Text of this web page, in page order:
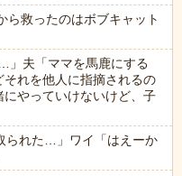
救ったのはボブキャット
」夫「ママを馬鹿にする
れを他人に指摘されるの
やっていけないけど、子
られた…」ワイ「はえーか